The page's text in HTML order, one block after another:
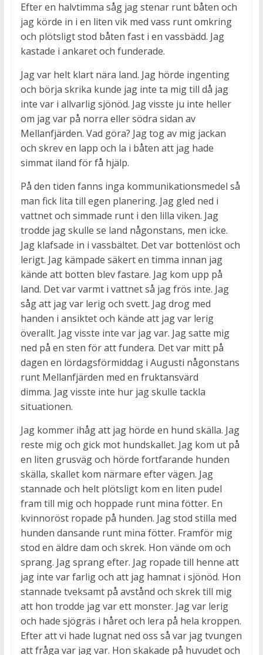
Efter en halvtimma såg jag stenar runt båten och
jag körde in i en liten vik med vass runt omkring
och plötsligt stod båten fast i en vassbädd. Jag
kastade i ankaret och funderade.
Jag var helt klart nära land. Jag hörde ingenting
och börja skrika kunde jag inte ta mig till då jag
inte var i allvarlig sjönöd. Jag visste ju inte heller
om jag var på norra eller södra sidan av
Mellanfjärden. Vad göra? Jag tog av mig jackan
och skrev en lapp och la i båten att jag hade
simmat iland för få hjälp.
På den tiden fanns inga kommunikationsmedel så
man fick lita till egen planering. Jag gled ned i
vattnet och simmade runt i den lilla viken. Jag
trodde jag skulle se land någonstans, men icke.
Jag klafsade in i vassbältet. Det var bottenlöst och
lerigt. Jag kämpade säkert en timma innan jag
kände att botten blev fastare. Jag kom upp på
land. Det var varmt i vattnet så jag frös inte. Jag
såg att jag var lerig och svett. Jag drog med
handen i ansiktet och kände att jag var lerig
överallt. Jag visste inte var jag var. Jag satte mig
ned på en sten för att fundera. Det var mitt på
dagen en lördagsförmiddag i Augusti någonstans
runt Mellanfjärden med en fruktansvärd
dimma. Jag visste inte hur jag skulle tackla
situationen.
Jag kommer ihåg att jag hörde en hund skälla. Jag
reste mig och gick mot hundskallet. Jag kom ut på
en liten grusväg och hörde fortfarande hunden
skälla, skallet kom närmare efter vägen. Jag
stannade och helt plötsligt kom en liten pudel
fram till mig och hoppade runt mina fötter. En
kvinnoröst ropade på hunden. Jag stod stilla med
hunden dansande runt mina fötter. Framför mig
stod en äldre dam och skrek. Hon vände om och
sprang. Jag sprang efter. Jag ropade till henne att
jag inte var farlig och att jag hamnat i sjönöd. Hon
stannade tveksamt på avstånd och skrek till mig
att hon trodde jag var ett monster. Jag var lerig
och hade sjögräs i håret och lera på hela kroppen.
Efter att vi hade lugnat ned oss så var jag tvungen
att fråga var jag var. Hon skakade på huvudet och